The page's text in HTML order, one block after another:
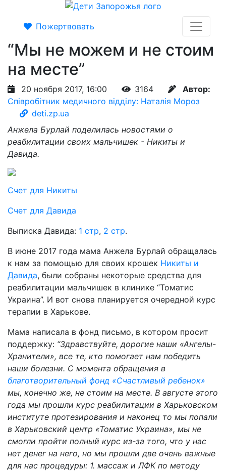
Пожертвовать
“Мы не можем и не стоим
на месте”
20 ноября 2017, 16:00 3164
Автор:
Співробітник медичного відділу: Наталія Мороз
deti.zp.ua
Анжела Бурлай поделилась новостями о
реабилитации своих мальчишек - Никиты и
Давида.
Счет для Никиты
Счет для Давида
Выписка Давида: 1 стр, 2 стр.
В июне 2017 года мама Анжела Бурлай обращалась
к нам за помощью для своих крошек Никиты и
Давида, были собраны некоторые средства для
реабилитации мальчишек в клинике “Томатис
Украина”. И вот снова планируется очередной курс
терапии в Харькове.
Мама написала в фонд письмо, в котором просит
поддержку: “Здравствуйте, дорогие наши «Ангелы-
Хранители», все те, кто помогает нам победить
наши болезни. С момента обращения в
благотворительный фонд «Счастливый ребенок»
мы, конечно же, не стоим на месте. В августе этого
года мы прошли курс реабилитации в Харьковском
институте протезирования и наконец то мы попали
в Харьковский центр «Томатис Украина», мы не
смогли пройти полный курс из-за того, что у нас
нет денег на него, но мы прошли две очень важные
для нас процедуры: 1. массаж и ЛФК по методу